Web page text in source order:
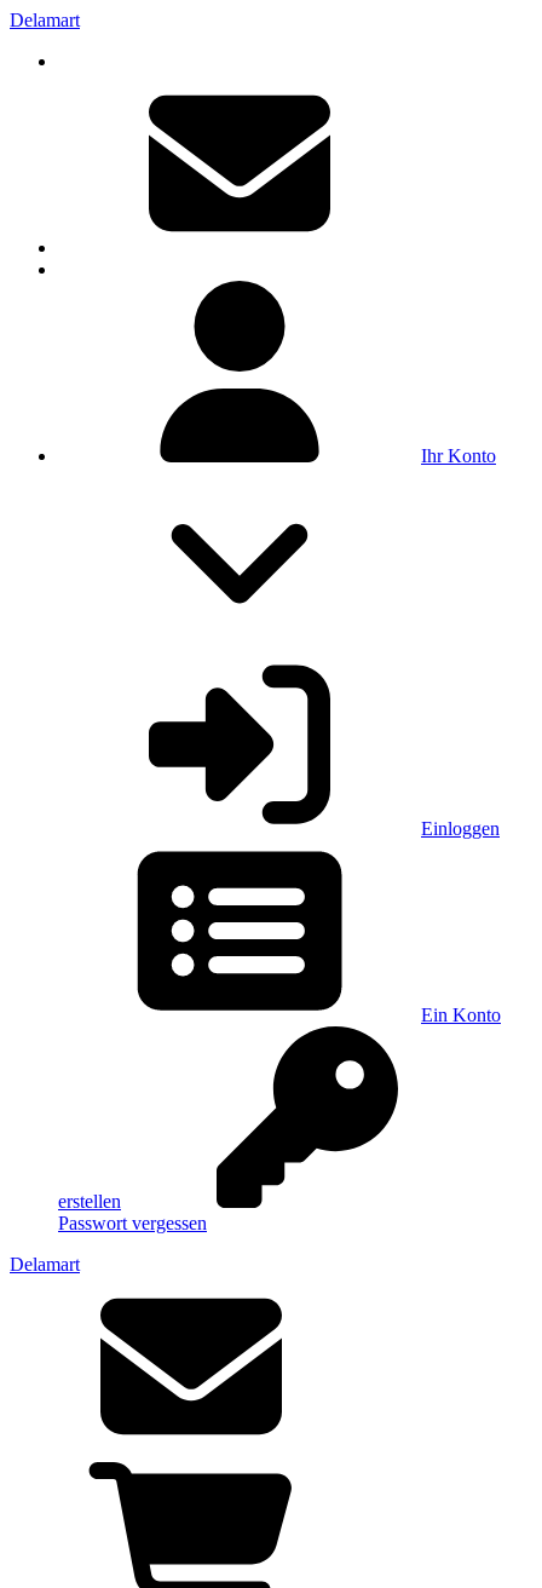
Delamart
Ihr Konto
Einloggen
Ein Konto
erstellen
Passwort vergessen
Delamart